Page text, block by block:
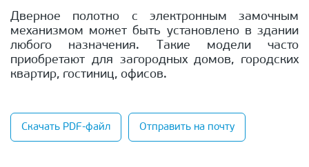
Дверное полотно с электронным замочным
механизмом может быть установлено в здании
любого назначения. Такие модели часто
приобретают для загородных домов, городских
квартир, гостиниц, офисов.
Скачать PDF-файл Отправить на почту